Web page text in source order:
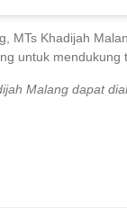
MTs Khadijah
untuk
Malang dapat